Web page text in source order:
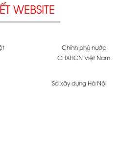
WEBSITE
Chính phủ nước
CHXHCN Việt Nam
Sở xây dựng Hà Nội